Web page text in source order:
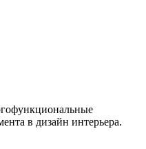
в дизайн интерьера.